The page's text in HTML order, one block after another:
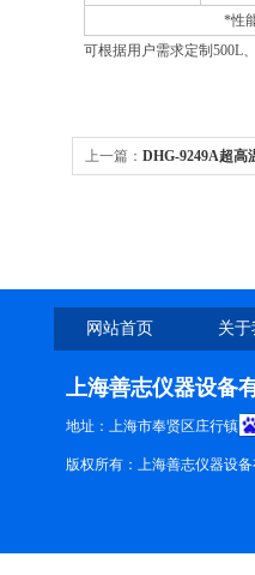
*性
可根据用户需求定制500L
上一篇： DHG-9249A超高
网站首页 关
上海善志仪器设备
地址：上海市奉贤区庄行镇
版权所有：上海善志仪器设